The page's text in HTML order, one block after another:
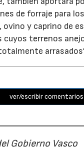
de forraje para
ovino y caprino de
cuyos terrenos
ver/escribir comentarios
Gobierno Vasco